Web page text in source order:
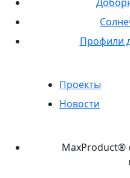
Профили
Проекты
Новости
MaxProduct®